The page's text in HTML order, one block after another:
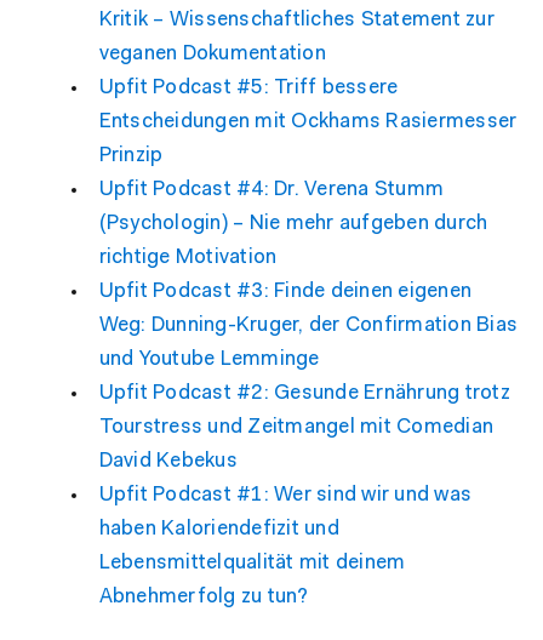
Kritik – Wissenschaftliches Statement zur
veganen Dokumentation
Upfit Podcast #5: Triff bessere
Entscheidungen mit Ockhams Rasiermesser
Prinzip
Upfit Podcast #4: Dr. Verena Stumm
(Psychologin) – Nie mehr aufgeben durch
richtige Motivation
Upfit Podcast #3: Finde deinen eigenen
Weg: Dunning-Kruger, der Confirmation Bias
und Youtube Lemminge
Upfit Podcast #2: Gesunde Ernährung trotz
Tourstress und Zeitmangel mit Comedian
David Kebekus
Upfit Podcast #1: Wer sind wir und was
haben Kaloriendefizit und
Lebensmittelqualität mit deinem
Abnehmerfolg zu tun?